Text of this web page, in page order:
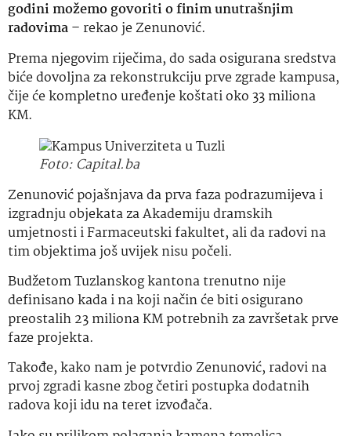
godini možemo govoriti o finim unutrašnjim
radovima – rekao je Zenunović.
Prema njegovim riječima, do sada osigurana sredstva
biće dovoljna za rekonstrukciju prve zgrade kampusa,
čije će kompletno uređenje koštati oko 33 miliona
KM.
Foto: Capital.ba
Zenunović pojašnjava da prva faza podrazumijeva i
izgradnju objekata za Akademiju dramskih
umjetnosti i Farmaceutski fakultet, ali da radovi na
tim objektima još uvijek nisu počeli.
Budžetom Tuzlanskog kantona trenutno nije
definisano kada i na koji način će biti osigurano
preostalih 23 miliona KM potrebnih za završetak prve
faze projekta.
Takođe, kako nam je potvrdio Zenunović, radovi na
prvoj zgradi kasne zbog četiri postupka dodatnih
radova koji idu na teret izvođača.